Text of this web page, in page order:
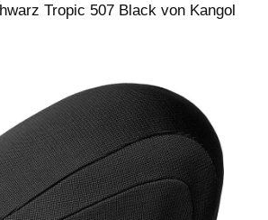
Tropic 507 Black von Kangol